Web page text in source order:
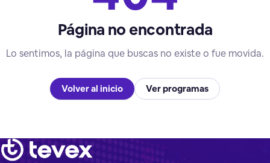
Página no encontrada
Lo sentimos, la página que buscas no existe o fue movida.
Volver al inicio Ver programas